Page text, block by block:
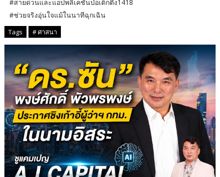
#สายด่วนและแอปพลิเคชันป่อเต็กตึ๊ง1418
#ช่วยจริงอุ่นใจแม้ในนาทีฉุกเฉิน
Tags # ศาสนา